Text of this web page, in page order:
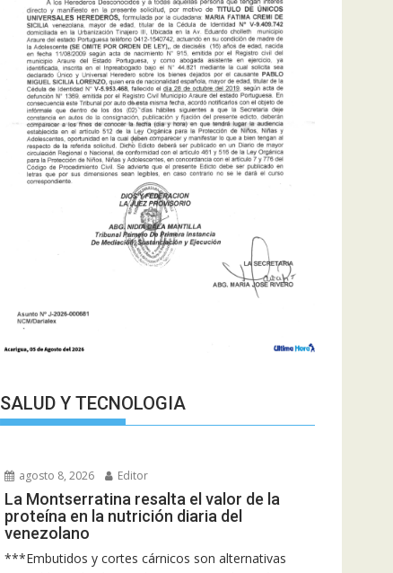
SALUD Y TECNOLOGIA
agosto 8, 2026 Editor
La Montserratina resalta el valor de la
proteína en la nutrición diaria del
venezolano
***Embutidos y cortes cárnicos son alternativas